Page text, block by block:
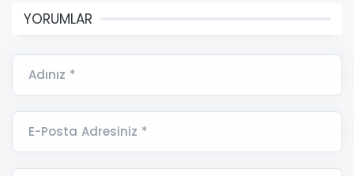
YORUMLAR
Adınız *
E-Posta Adresiniz *